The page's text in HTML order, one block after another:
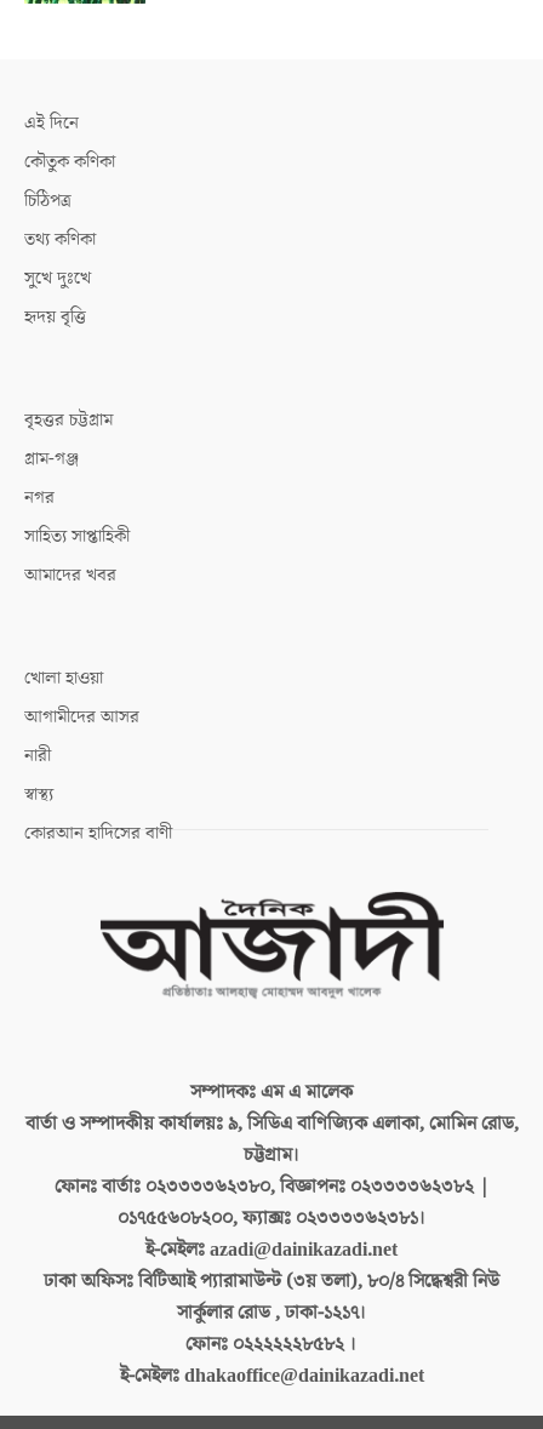
এই দিনে
কৌতুক কণিকা
চিঠিপত্র
তথ্য কণিকা
সুখে দুঃখে
হৃদয় বৃত্তি
বৃহত্তর চট্টগ্রাম
গ্রাম-গঞ্জ
নগর
সাহিত্য সাপ্তাহিকী
আমাদের খবর
খোলা হাওয়া
আগামীদের আসর
নারী
স্বাস্থ্য
কোরআন হাদিসের বাণী
সম্পাদকঃএম এ মালেক
বার্তা ও সম্পাদকীয় কার্যালয়ঃ৯, সিডিএ বাণিজ্যিক এলাকা, মোমিন রোড,
চট্টগ্রাম।
ফোনঃ বার্তাঃ ০২৩৩৩৩৬২৩৮০, বিজ্ঞাপনঃ ০২৩৩৩৩৬২৩৮২ |
০১৭৫৫৬০৮২০০, ফ্যাক্সঃ ০২৩৩৩৩৬২৩৮১।
ই-মেইলঃazadi@dainikazadi.net
ঢাকা অফিসঃবিটিআই প্যারামাউন্ট (৩য় তলা), ৮০/৪ সিদ্ধেশ্বরী নিউ
সার্কুলার রোড , ঢাকা-১২১৭।
ফোনঃ ০২২২২২২৮৫৮২ ।
ই-মেইলঃdhakaoffice@dainikazadi.net